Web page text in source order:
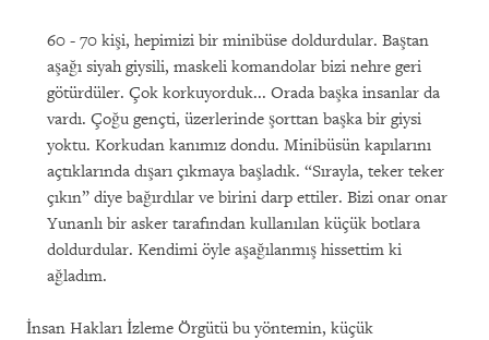
60 - 70 kişi, hepimizi bir minibüse doldurdular. Baştan
aşağı siyah giysili, maskeli komandolar bizi nehre geri
götürdüler. Çok korkuyorduk... Orada başka insanlar da
vardı. Çoğu gençti, üzerlerinde şorttan başka bir giysi
yoktu. Korkudan kanımız dondu. Minibüsün kapılarını
açtıklarında dışarı çıkmaya başladık. “Sırayla, teker teker
çıkın” diye bağırdılar ve birini darp ettiler. Bizi onar onar
Yunanlı bir asker tarafından kullanılan küçük botlara
doldurdular. Kendimi öyle aşağılanmış hissettim ki
ağladım.
İnsan Hakları İzleme Örgütü bu yöntemin, küçük